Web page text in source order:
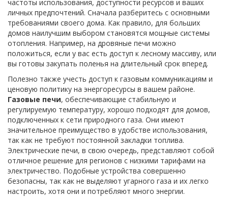
частоты использования, доступности ресурсов и ваших
личных предпочтений. Сначала разберитесь с основными
требованиями своего дома. Как правило, для больших
домов наилучшим выбором становятся мощные системы
отопления. Например, на дровяные печи можно
положиться, если у вас есть доступ к лесному массиву, или
вы готовы закупать поленья на длительный срок вперед.
Полезно также учесть доступ к газовым коммуникациям и
ценовую политику на энергоресурсы в вашем районе.
Газовые печи, обеспечивающие стабильную и
регулируемую температуру, хорошо подходят для домов,
подключенных к сети природного газа. Они имеют
значительное преимущество в удобстве использования,
так как не требуют постоянной закладки топлива.
Электрические печи, в свою очередь, представляют собой
отличное решение для регионов с низкими тарифами на
электричество. Подобные устройства совершенно
безопасны, так как не выделяют угарного газа и их легко
настроить, хотя они и потребляют много энергии.